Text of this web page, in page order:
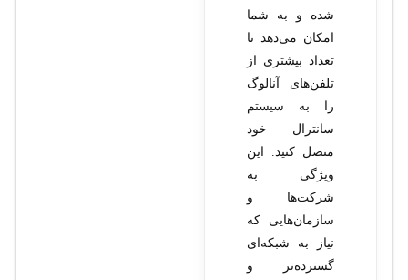
شده و به شما
امکان می‌دهد تا
تعداد بیشتری از
تلفن‌های آنالوگ
را به سیستم
سانترال خود
متصل کنید. این
ویژگی به
شرکت‌ها و
سازمان‌هایی که
نیاز به شبکه‌ای
گسترده‌تر و